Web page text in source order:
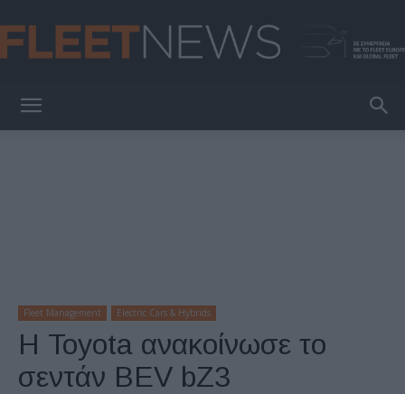
Fleet Management Electric Cars & Hybrids
Η Toyota ανακοίνωσε το
σεντάν BEV bZ3